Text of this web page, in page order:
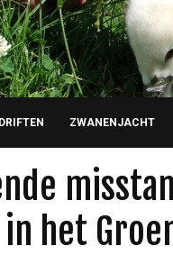
ZWANENJACHT
het